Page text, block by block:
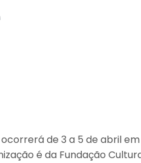
de 3 a 5 de abril
é da Fundação